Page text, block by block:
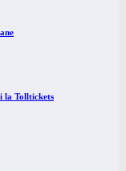
la Tolltickets